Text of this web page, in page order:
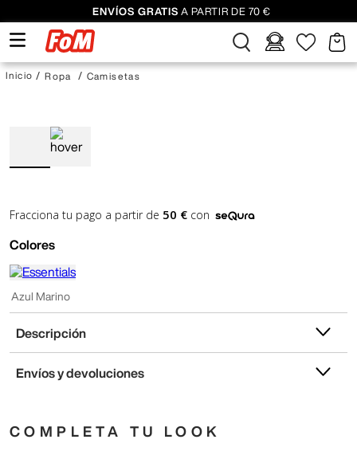
ENVÍOS GRATIS A PARTIR DE 70 €
Ropa Camisetas
Fracciona tu pago a partir de 50 € con
Colores
Azul Marino
Descripción
Envíos y devoluciones
COMPLETA TU LOOK